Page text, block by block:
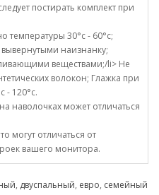
постирать комплект при
температуры 30°c - 60°c;
наизнанку;
веществами;/li> Не
волокон; Глажка при
- 120°c.
наволочках может отличаться
могут отличаться от
вашего монитора.
, двуспальный, евро, семейный